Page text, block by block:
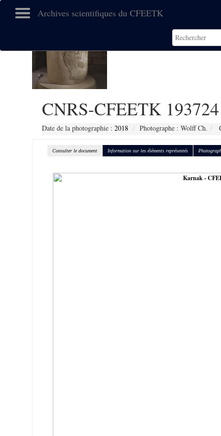
Archives scientifiques du CFEETK
CNRS-CFEETK 193724
Date de la photographie : 2018 Photographe : Wolff Ch.
Consulter le document Information sur les éléments représentés